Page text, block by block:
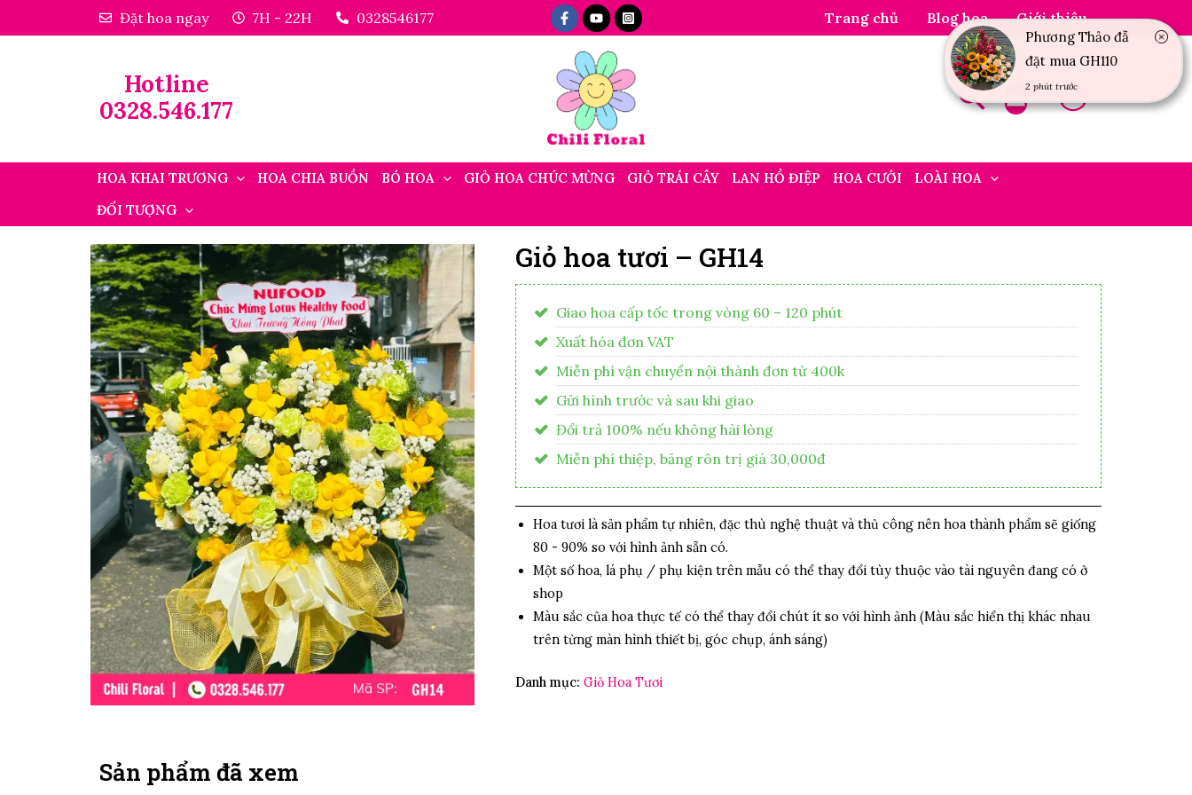
Đặt hoa ngay 7H - 22H 0328546177 Trang chủ Blog hoa Giới thiệu
Hotline
0328.546.177
HOA KHAI TRƯƠNG HOA CHIA BUỒN BÓ HOA GIỎ HOA CHÚC MỪNG GIỎ TRÁI CÂY LAN HỒ ĐIỆP HOA CƯỚI
LOÀI HOA
ĐỐI TƯỢNG
Giỏ hoa tươi – GH14
Giao hoa cấp tốc trong vòng 60 – 120 phút
Xuất hóa đơn VAT
Miễn phí vận chuyển nội thành đơn từ 400k
Gửi hình trước và sau khi giao
Đổi trả 100% nếu không hài lòng
Miễn phí thiệp, băng rôn trị giá 30,000đ
Hoa tươi là sản phẩm tự nhiên, đặc thù nghệ thuật và thủ công nên hoa thành phẩm sẽ giống
80 - 90% so với hình ảnh sẵn có.
Một số hoa, lá phụ / phụ kiện trên mẫu có thể thay đổi tùy thuộc vào tài nguyên đang có ở
shop
Màu sắc của hoa thực tế có thể thay đổi chút ít so với hình ảnh (Màu sắc hiển thị khác nhau
trên từng màn hình thiết bị, góc chụp, ánh sáng)
Danh mục: Giỏ Hoa Tươi
Sản phẩm đã xem
Phương Thảo đẵ
đặt mua GH110